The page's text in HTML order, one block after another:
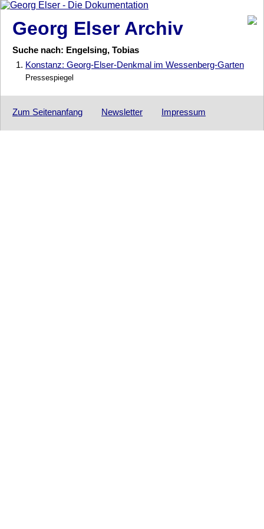
Georg Elser Archiv
Suche nach: Engelsing, Tobias
1. Konstanz: Georg-Elser-Denkmal im Wessenberg-Garten
Pressespiegel
Zum Seitenanfang Newsletter Impressum